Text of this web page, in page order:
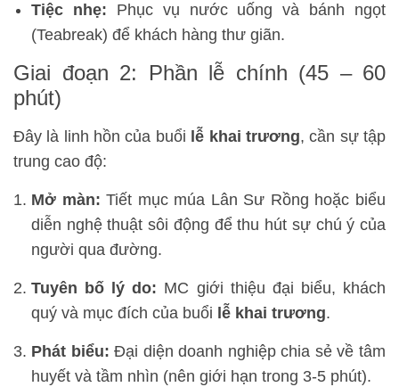
Tiệc nhẹ: Phục vụ nước uống và bánh ngọt
(Teabreak) để khách hàng thư giãn.
Giai đoạn 2: Phần lễ chính (45 – 60
phút)
Đây là linh hồn của buổi lễ khai trương, cần sự tập
trung cao độ:
Mở màn: Tiết mục múa Lân Sư Rồng hoặc biểu
diễn nghệ thuật sôi động để thu hút sự chú ý của
người qua đường.
Tuyên bố lý do: MC giới thiệu đại biểu, khách
quý và mục đích của buổi lễ khai trương.
Phát biểu: Đại diện doanh nghiệp chia sẻ về tâm
huyết và tầm nhìn (nên giới hạn trong 3-5 phút).